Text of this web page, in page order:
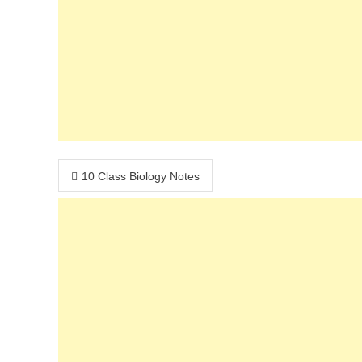
Post
navigation
10 Class Biology Notes